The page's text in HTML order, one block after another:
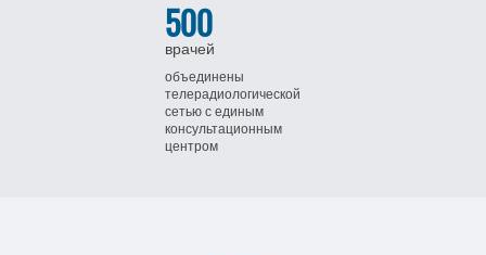
500
врачей
объединены
телерадиологической
сетью с единым
консультационным
центром